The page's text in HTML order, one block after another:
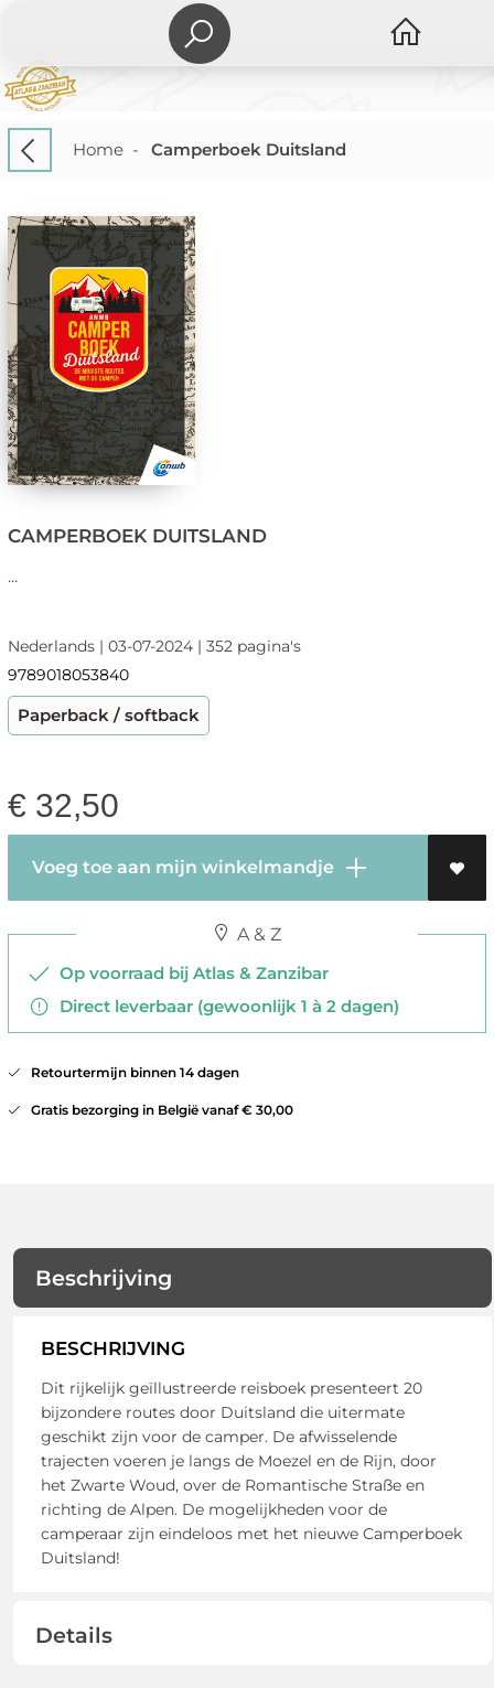
Home- Camperboek Duitsland
CAMPERBOEK DUITSLAND
...
Nederlands | 03-07-2024 | 352 pagina's
9789018053840
Paperback / softback
€ 32,50
Voeg toe aan mijn winkelmandje
A & Z
Op voorraad bij Atlas & Zanzibar
Direct leverbaar (gewoonlijk 1 à 2 dagen)
Retourtermijn binnen 14 dagen
Gratis bezorging in België vanaf € 30,00
Beschrijving
BESCHRIJVING
Dit rijkelijk geïllustreerde reisboek presenteert 20
bijzondere routes door Duitsland die uitermate
geschikt zijn voor de camper. De afwisselende
trajecten voeren je langs de Moezel en de Rijn, door
het Zwarte Woud, over de Romantische Straße en
richting de Alpen. De mogelijkheden voor de
camperaar zijn eindeloos met het nieuwe Camperboek
Duitsland!
Details